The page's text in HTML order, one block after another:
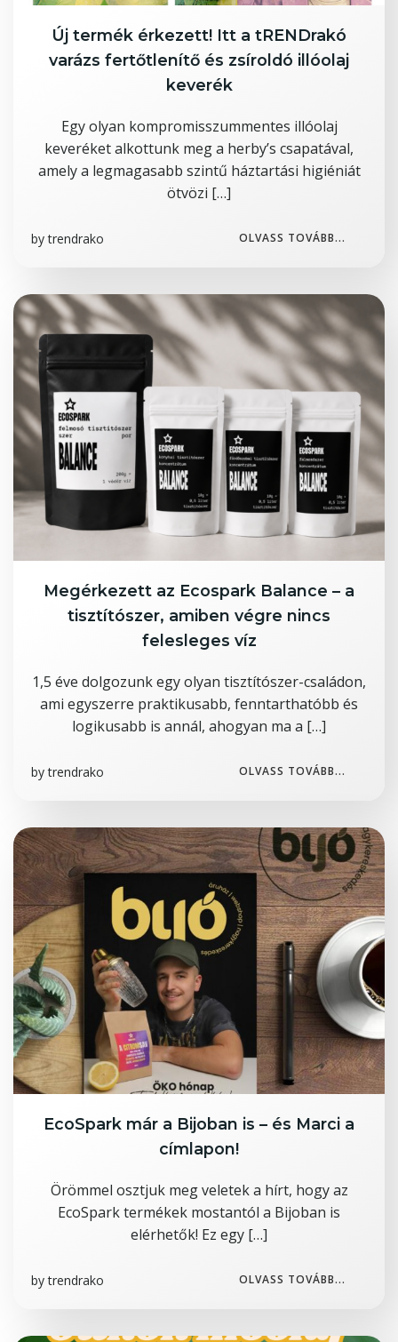
Új termék érkezett! Itt a tRENDrakó
varázs fertőtlenítő és zsíroldó illóolaj
keverék
Egy olyan kompromisszummentes illóolaj
keveréket alkottunk meg a herby’s csapatával,
amely a legmagasabb szintű háztartási higiéniát
ötvözi […]
by trendrako OLVASS TOVÁBB...
Megérkezett az Ecospark Balance – a
tisztítószer, amiben végre nincs
felesleges víz
1,5 éve dolgozunk egy olyan tisztítószer-családon,
ami egyszerre praktikusabb, fenntarthatóbb és
logikusabb is annál, ahogyan ma a […]
by trendrako OLVASS TOVÁBB...
EcoSpark már a Bijoban is – és Marci a
címlapon!
Örömmel osztjuk meg veletek a hírt, hogy az
EcoSpark termékek mostantól a Bijoban is
elérhetők! Ez egy […]
by trendrako OLVASS TOVÁBB...